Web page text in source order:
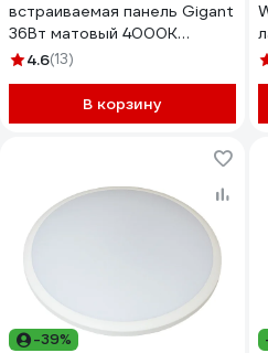
встраиваемая панель Gigant
36Вт матовый 4000K
3000Лм IP40 (с драйвером)
4.6(13)
В корзину
-39%